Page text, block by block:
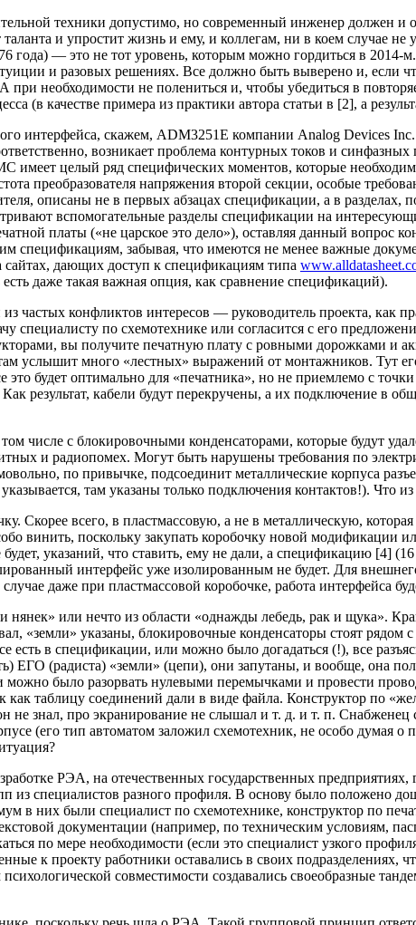
техники допустимо, но современный инженер должен и
и упростит жизнь и ему, и коллегам, ни в коем случае не
— это не тот уровень, которым можно гордиться в 2014-
и разовых решениях. Все должно быть выверено и, если
необходимости не полениться и, чтобы убедиться в
(в качестве примера из практики автора статьи в [2], а
интерфейса, скажем, ADM3251E компании Analog Devices
возникает проблема контурных токов и синфазных
целый ряд специфических моментов, которые
преобразователя напряжения второй секции, особые
описаны не в первых абзацах спецификации, а в разделах,
вспомогательные разделы спецификации на
платы («не царское это дело»), оставляя данный вопрос
спецификациям, забывая, что имеются не менее важные
сайтах, дающих доступ к спецификациям типа
даже такая важная опция, как сравнение спецификаций).
частых конфликтов интересов — руководитель проекта, как
по схемотехнике или согласится с его
вы получите печатную плату с ровными дорожками и
услышит много «лестных» выражений от монтажников. Тут
будет оптимально для «печатника», но не приемлемо с
результат, кабели будут перекручены, а их подключение в
числе с блокировочными конденсаторами, которые будут
и радиопомех. Могут быть нарушены требования по
по привычке, подсоединит металлические корпуса
там указаны только подключения контактов!). Что
всего, в пластмассовую, а не в металлическую,
винить, поскольку закупать коробочку новой модификации
указаний, что ставить, ему не дали, а спецификацию [4]
интерфейс уже изолированным не будет. Для
даже при пластмассовой коробочке, работа интерфейса
или нечто из области «однажды лебедь, рак и щука».
«земли» указаны, блокировочные конденсаторы стоят рядом
в спецификации, или можно было догадаться (!), все
ЕГО (радиста) «земли» (цепи), они запутаны, и вообще, она
было разорвать нулевыми перемычками и провести
таблицу соединений дали в виде файла. Конструктор по
знал, про экранирование не слышал и т. д. и т. п.
(его тип автоматом заложил схемотехник, не особо думая
РЭА, на отечественных государственных предприятиях,
специалистов разного профиля. В основу было положено
в них были специалист по схемотехнике, конструктор по
документации (например, по техническим условиям,
по мере необходимости (если это специалист узкого
к проекту работники оставались в своих подразделениях,
совместимости создавались своеобразные